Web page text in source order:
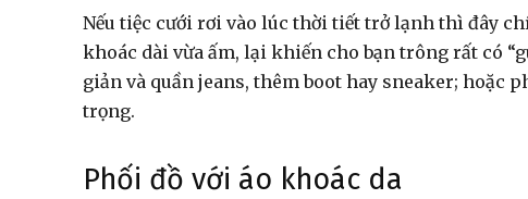
Nếu tiệc cưới rơi vào lúc thời tiết trở lạnh thì đây
khoác dài vừa ấm, lại khiến cho bạn trông rất có
giản và quần jeans, thêm boot hay sneaker; hoặc
trọng.
Phối đồ với áo khoác da